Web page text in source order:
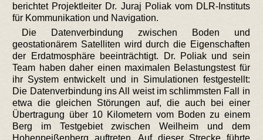
berichtet Projektleiter Dr. Juraj Poliak vom DLR-Instituts
für Kommunikation und Navigation.
Die Datenverbindung zwischen Boden und
geostationärem Satelliten wird durch die Eigenschaften
der Erdatmosphäre beeinträchtigt. Dr. Poliak und sein
Team haben daher einen maximalen Belastungstest für
ihr System entwickelt und in Simulationen festgestellt:
Die Datenverbindung ins All weist im schlimmsten Fall in
etwa die gleichen Störungen auf, die auch bei einer
Übertragung über 10 Kilometern vom Boden zu einem
Berg im Testgebiet zwischen Weilheim und dem
Hohenpeißenberg auftreten. Auf dieser Strecke führte